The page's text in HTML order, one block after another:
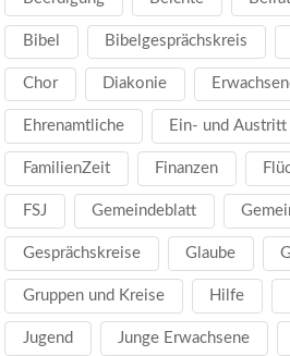
Bibel Bibelgesprächskreis
Chor Diakonie
Ehrenamtliche Ein- und Austritt
FamilienZeit Finanzen
FSJ Gemeindeblatt
Gesprächskreise Glaube
Gruppen und Kreise Hilfe
Jugend Junge Erwachsene